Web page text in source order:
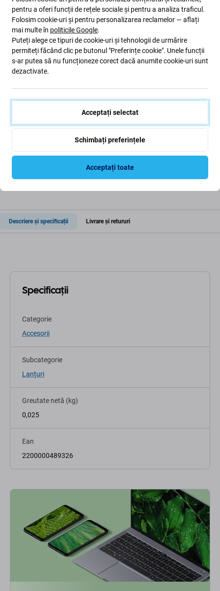
FixPremium
Milanese Loop pentru
Apple Watch (38, 40 &
ÎN STOC 1 buc
Curea pentru Apple
Watch (38, 40 & 41mm),
33 Lei
ÎN STOC 1 buc
Descriere și specificații Livrare și retururi
Specificații
Categorie
Accesorii
Subcategorie
Lanțuri
Greutate netă (kg)
0,025
Ean
2200000489326
pentru a oferi funcții de rețele sociale și pentru a analiza traficul.
Folosim cookie-uri și pentru personalizarea reclamelor — aflați
mai multe în politicile Google.
Puteți alege ce tipuri de cookie-uri și tehnologii de urmărire
permiteți făcând clic pe butonul "Preferințe cookie". Unele funcții
s-ar putea să nu funcționeze corect dacă anumite cookie-uri sunt
dezactivate.
Acceptați selectat
Schimbați preferințele
Acceptați toate